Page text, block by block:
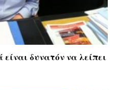
δυνατόν να λείπει